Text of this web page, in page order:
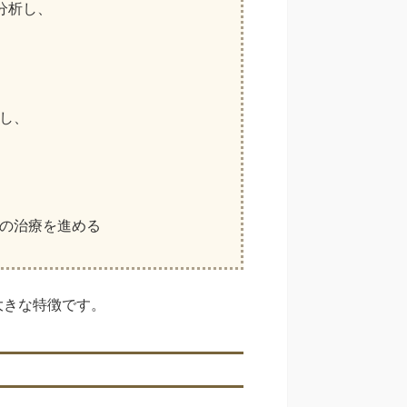
し、
、
治療を進める
な特徴です。